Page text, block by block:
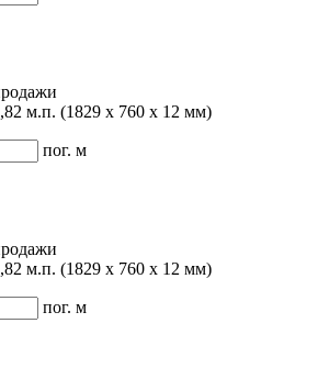
м.п. (1829 х 760 х 12 мм)
пог. м
м.п. (1829 х 760 х 12 мм)
пог. м